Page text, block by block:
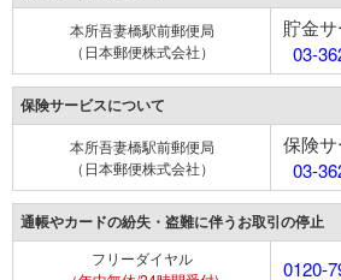
本所吾妻橋駅前郵便局
（日本郵便株式会社）
貯金
03-
保険サービスについて
本所吾妻橋駅前郵便局
（日本郵便株式会社）
保険サ
03-
通帳やカードの紛失・盗難に伴うお取引の停止
フリーダイヤル
0120-